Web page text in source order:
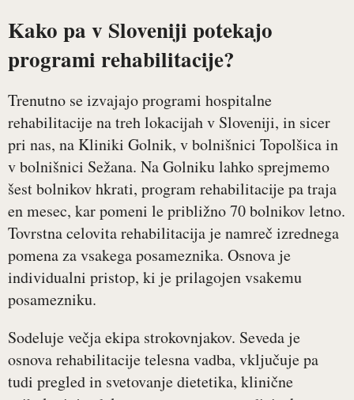
Kako pa v Sloveniji potekajo
programi rehabilitacije?
Trenutno se izvajajo programi hospitalne
rehabilitacije na treh lokacijah v Sloveniji, in sicer
pri nas, na Kliniki Golnik, v bolnišnici Topolšica in
v bolnišnici Sežana. Na Golniku lahko sprejmemo
šest bolnikov hkrati, program rehabilitacije pa traja
en mesec, kar pomeni le približno 70 bolnikov letno.
Tovrstna celovita rehabilitacija je namreč izrednega
pomena za vsakega posameznika. Osnova je
individualni pristop, ki je prilagojen vsakemu
posamezniku.
Sodeluje večja ekipa strokovnjakov. Seveda je
osnova rehabilitacije telesna vadba, vključuje pa
tudi pregled in svetovanje dietetika, klinične